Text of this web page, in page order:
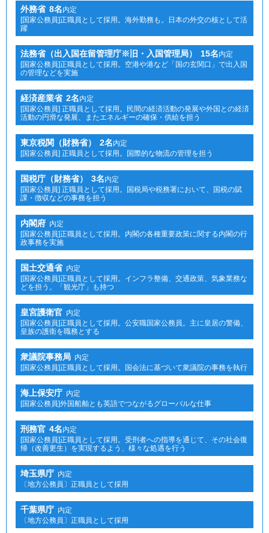
外務省 8名内定
[国家公務員]正職員として採用。海外勤務も。日本の外交の核として活
躍
法務省（出入国在留管理庁※旧・入国管理局） 15名内定
[国家公務員]正職員として採用。空港や港など「国の玄関口」で出入国
の管理などを実施
経済産業省 2名内定
[国家公務員] 正職員として採用。民間の経済活動の発展や外国との経済
活動の円滑な発展、またエネルギーの確保・供給を担う
東京税関（財務省） 2名内定
[国家公務員] 正職員として採用。国際的な物流の管理を担う
国税庁（財務省） 3名内定
[国家公務員] 正職員として採用。国税局や税務署において、国税の賦
課・徴収などの事務を担う
内閣府 内定
[国家公務員]正職員として採用。内閣の各種重要政策に関する内閣の行
政事務を実施
国土交通省 内定
[国家公務員]正職員として採用。インフラ整備、交通政策、気象業務な
どを担う。「観光庁」も持つ
皇宮護衛官 内定
[国家公務員]正職員として採用。公安職国家公務員。主に皇居の警備、
皇族の護衛を職務とする
衆議院事務局 内定
[国家公務員]正職員として採用。国会法に基づいて衆議院の事務を執行
海上保安庁 内定
[国家公務員]外国船舶とも英語でつながるグローバルな仕事
刑務官 4名内定
[国家公務員]正職員として採用。受刑者への指導を通じて、その社会復
帰（改善更生）を実現するよう、様々な処遇を行う
埼玉県庁 内定
〔地方公務員〕正職員として採用
千葉県庁 内定
〔地方公務員〕正職員として採用